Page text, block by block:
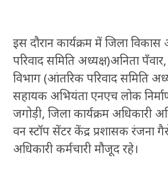
इस दौरान कार्यक्रम में जिला
परिवाद समिति अध्यक्ष)अनिता पँवार,
विभाग (आंतरिक परिवाद समिति
सहायक अभियंता एनएच लोक
जगोड़ी, जिला कार्यक्रम अधिकारी
वन स्टॉप सेंटर केंद्र प्रशासक रंजना
अधिकारी कर्मचारी मौजूद रहे।